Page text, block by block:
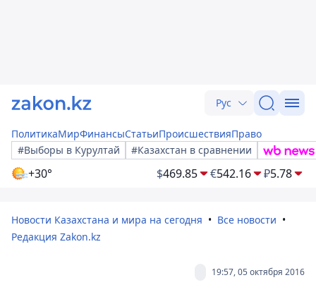
Рус
ПолитикаМирФинансыСтатьиПроисшествияПраво
#Выборы в Курултай
#Казахстан в сравнении
+30° $469.85 €542.16 ₽5.78
Новости Казахстана и мира на сегодня
Все новости
Редакция Zakon.kz
19:57, 05 октября 2016